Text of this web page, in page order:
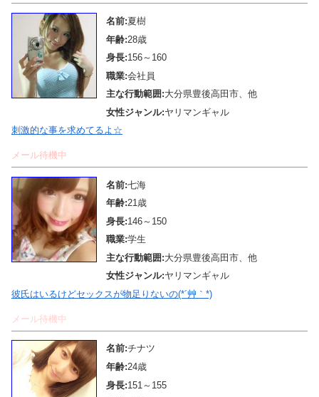
名前:夏樹
年齢:28歳
身長:156～160
職業:会社員
主な行動範囲:大分県豊後高田市、他
女性ジャンル:ヤリマンギャル
刺激的な事を求めてるよ☆
メール待機中
名前:七海
年齢:21歳
身長:146～150
職業:学生
主な行動範囲:大分県豊後高田市、他
女性ジャンル:ヤリマンギャル
彼氏はいるけどセックスが物足りないの(*´艸｀*)
メール待機中
名前:チナツ
年齢:24歳
身長:151～155